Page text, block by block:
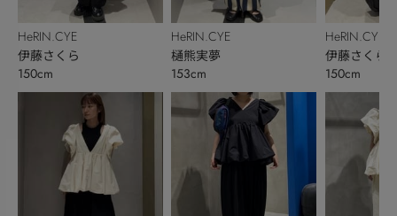
HeRIN.CYE
伊藤さくら
150cm
HeRIN.CYE
樋熊実夢
153cm
HeRIN.CYE
伊藤さくら
150cm